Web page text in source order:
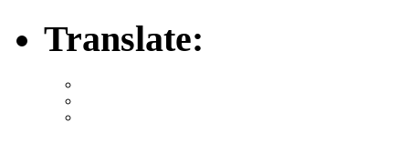
Translate: